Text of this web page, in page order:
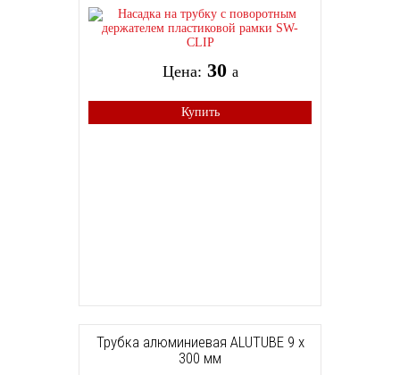
Цена: 30 a
Купить
Трубка алюминиевая ALUTUBE 9 x
300 мм